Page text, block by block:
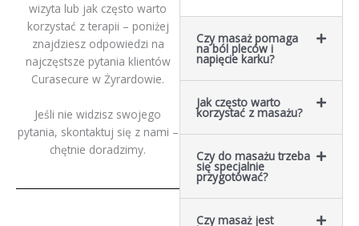
wizyta lub jak często warto
korzystać z terapii – poniżej
znajdziesz odpowiedzi na
najczęstsze pytania klientów
Curasecure w Żyrardowie.
Jeśli nie widzisz swojego
pytania, skontaktuj się z nami –
chętnie doradzimy.
Czy masaż pomaga
na ból pleców i
napięcie karku?
Jak często warto
korzystać z masażu?
Czy do masażu trzeba
się specjalnie
przygotować?
Czy masaż jest